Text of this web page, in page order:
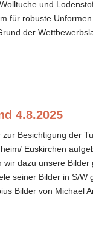
und
für robuste
der
4.8.2025
zur Besichtigung der
Euskirchen
wir dazu unsere Bilder
seiner Bilder in S/W
Bilder von Michael